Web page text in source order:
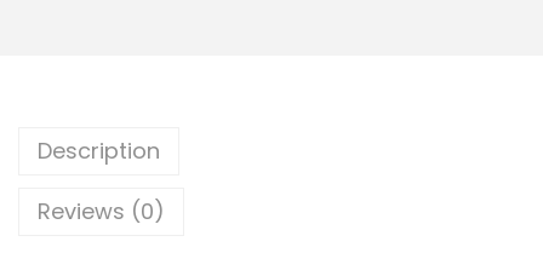
Description
Reviews (0)